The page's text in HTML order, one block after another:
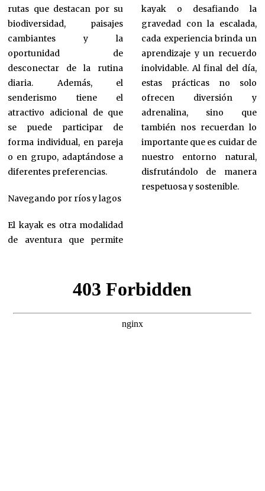
rutas que destacan por su
biodiversidad, paisajes
cambiantes y la
oportunidad de
desconectar de la rutina
diaria. Además, el
senderismo tiene el
atractivo adicional de que
se puede participar de
forma individual, en pareja
o en grupo, adaptándose a
diferentes preferencias.
Navegando por ríos y lagos
El kayak es otra modalidad
de aventura que permite
kayak o desafiando la
gravedad con la escalada,
cada experiencia brinda un
aprendizaje y un recuerdo
inolvidable. Al final del día,
estas prácticas no solo
ofrecen diversión y
adrenalina, sino que
también nos recuerdan lo
importante que es cuidar de
nuestro entorno natural,
disfrutándolo de manera
respetuosa y sostenible.